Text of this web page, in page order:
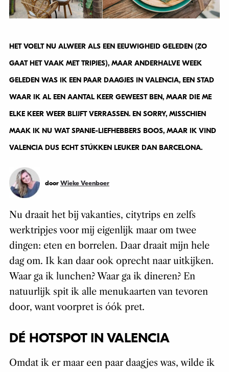
HET VOELT NU ALWEER ALS EEN EEUWIGHEID GELEDEN (ZO
GAAT HET VAAK MET TRIPJES), MAAR ANDERHALVE WEEK
GELEDEN WAS IK EEN PAAR DAAGJES IN VALENCIA, EEN STAD
WAAR IK AL EEN AANTAL KEER GEWEEST BEN, MAAR DIE ME
ELKE KEER WEER BLIJFT VERRASSEN. EN SORRY, MISSCHIEN
MAAK IK NU WAT SPANJE-LIEFHEBBERS BOOS, MAAR IK VIND
VALENCIA DUS ECHT STÚKKEN LEUKER DAN BARCELONA.
door Wieke Veenboer
Nu draait het bij vakanties, citytrips en zelfs
werktripjes voor mij eigenlijk maar om twee
dingen: eten en borrelen. Daar draait mijn hele
dag om. Ik kan daar ook oprecht naar uitkijken.
Waar ga ik lunchen? Waar ga ik dineren? En
natuurlijk spit ik alle menukaarten van tevoren
door, want voorpret is óók pret.
DÉ HOTSPOT IN VALENCIA
Omdat ik er maar een paar daagjes was, wilde ik